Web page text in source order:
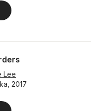
Lee
2017